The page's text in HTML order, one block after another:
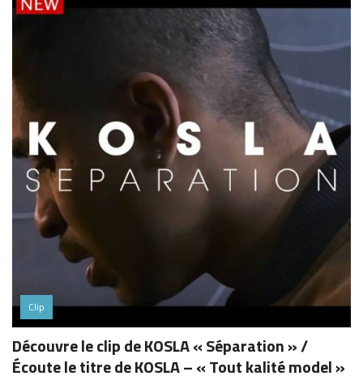
Clip
Découvre le clip de KOSLA « Séparation » /
Écoute le titre de KOSLA – « Tout kalité model »